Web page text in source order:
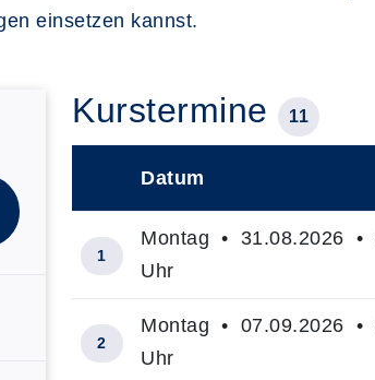
einsetzen kannst.
Kurstermine 11
Datum
1
Montag • 31.08.2026 •
Uhr
2
Montag • 07.09.2026 •
Uhr